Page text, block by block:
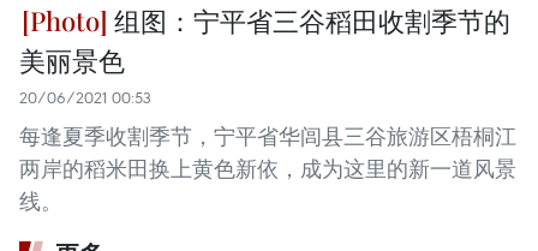
组图：宁平省三谷稻田收割季节的
美丽景色
20/06/2021 00:53
每逢夏季收割季节，宁平省华闾县三谷旅游区梧桐江
两岸的稻米田换上黄色新依，成为这里的新一道风景
线。